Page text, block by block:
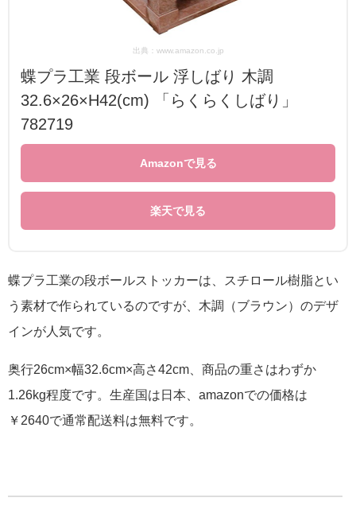
出典：www.amazon.co.jp
蝶プラ工業 段ボール 浮しばり 木調
32.6×26×H42(cm) 「らくらくしばり」
782719
Amazonで見る
楽天で見る
蝶プラ工業の段ボールストッカーは、スチロール樹脂とい
う素材で作られているのですが、木調（ブラウン）のデザ
インが人気です。
奥行26cm×幅32.6cm×高さ42cm、商品の重さはわずか
1.26kg程度です。生産国は日本、amazonでの価格は
￥2640で通常配送料は無料です。